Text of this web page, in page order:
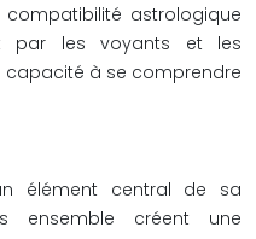
compatibilité astrologique
par les voyants et les
capacité à se comprendre
élément central de sa
ensemble créent une